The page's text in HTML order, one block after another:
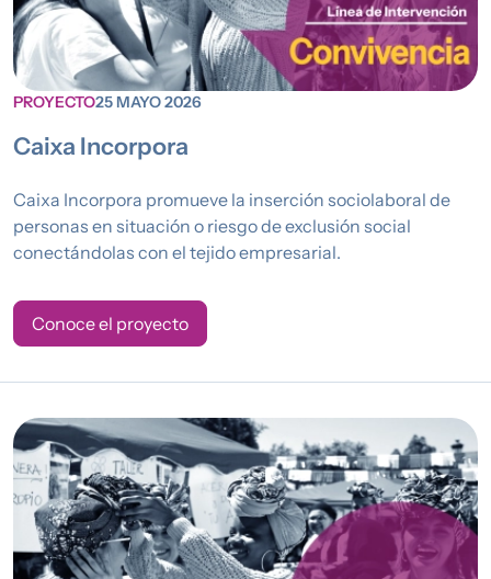
PROYECTO25 MAYO 2026
Caixa Incorpora
Caixa Incorpora promueve la inserción sociolaboral de
personas en situación o riesgo de exclusión social
conectándolas con el tejido empresarial.
Conoce el proyecto